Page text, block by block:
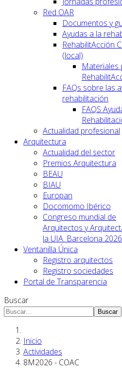
Red OAR
Documentos y
Ayudas a la
RehabilitAcción
(local)
Materiales
FAQs sobre las
rehabilitación
FAQS
Actualidad profesional
Arquitectura
Actualidad del sector
Premios Arquitectura
BEAU
BIAU
Europan
Docomomo Ibérico
Congreso mundial de
Arquitectos y
la UIA. Barcelona 2026
Ventanilla Única
Registro arquitectos
Registro sociedades
Portal de Transparencia
Buscar
Buscar
Inicio
Actividades
8M2026 - COAC